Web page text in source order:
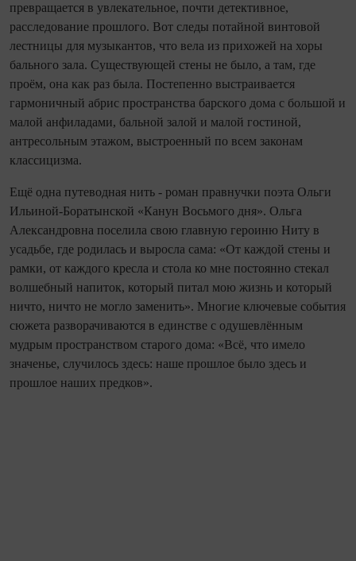
превращается в увлекательное, почти детективное,
расследование прошлого. Вот следы потайной винтовой
лестницы для музыкантов, что вела из прихожей на хоры
бального зала. Существующей стены не было, а там, где
проём, она как раз была. Постепенно выстраивается
гармоничный абрис пространства барского дома с большой и
малой анфиладами, бальной залой и малой гостиной,
антресольным этажом, выстроенный по всем законам
классицизма.
Ещё одна путеводная нить - роман правнучки поэта Ольги
Ильиной‑Боратынской «Канун Восьмого дня». Ольга
Александровна поселила свою главную героиню Ниту в
усадьбе, где родилась и выросла сама: «От каждой стены и
рамки, от каждого кресла и стола ко мне постоянно стекал
волшебный напиток, который питал мою жизнь и который
ничто, ничто не могло заменить». Многие ключевые события
сюжета разворачиваются в единстве с одушевлённым
мудрым пространством старого дома: «Всё, что имело
значенье, случилось здесь: наше прошлое было здесь и
прошлое наших предков».